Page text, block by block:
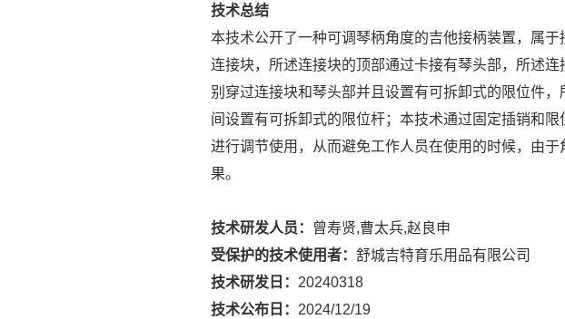
技术总结
本技术公开了一种可调琴柄角度的吉他接柄装置，属
连接块，所述连接块的顶部通过卡接有琴头部，所述
别穿过连接块和琴头部并且设置有可拆卸式的限位件
间设置有可拆卸式的限位杆；本技术通过固定插销和
进行调节使用，从而避免工作人员在使用的时候，由
果。
技术研发人员：
曾寿贤,曹太兵,赵良申
受保护的技术使用者： 舒城吉特育乐用品有限公司
技术研发日： 20240318
技术公布日： 2024/12/19